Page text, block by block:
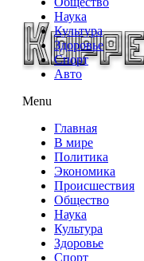
Наука
Культура
Здоровье
Спорт
Авто
Menu
Главная
В мире
Политика
Экономика
Происшествия
Общество
Наука
Культура
Здоровье
Спорт